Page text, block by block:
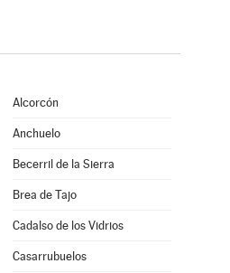
Alcorcón
Anchuelo
Becerril de la Sierra
Brea de Tajo
Cadalso de los Vidrios
Casarrubuelos